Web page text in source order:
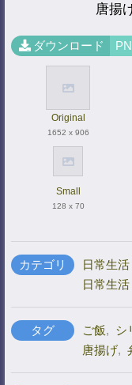
唐揚
ダウンロード
Original
1652 x 906
Small
128 x 70
カテゴリ 日常生活
日常生活
タグ ご飯, シ
唐揚げ,